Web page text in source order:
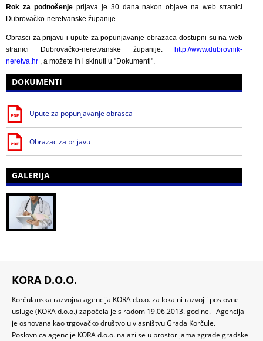
Rok za podnošenjeprijava je 30 dana nakon objave na web stranici
Dubrovačko-neretvanske županije.
Obrasci za prijavu i upute za popunjavanje obrazaca dostupni su na web
stranici Dubrovačko-neretvanske županije: http://www.dubrovnik-
neretva.hr , a možete ih i skinuti u "Dokumenti".
DOKUMENTI
Upute za popunjavanje obrasca
Obrazac za prijavu
GALERIJA
KORA D.O.O.
Korčulanska razvojna agencija KORA d.o.o. za lokalni razvoj i poslovne
usluge (KORA d.o.o.) započela je s radom 19.06.2013. godine. Agencija
je osnovana kao trgovačko društvo u vlasništvu Grada Korčule.
Poslovnica agencije KORA d.o.o. nalazi se u prostorijama zgrade gradske